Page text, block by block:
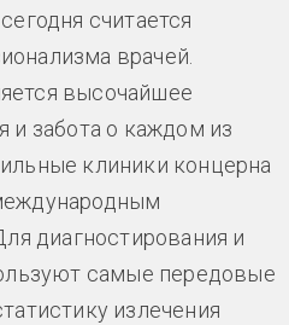
считается
врачей.
высочайшее
и забота о каждом из
клиники концерна
диагностирования и
самые передовые
излечения